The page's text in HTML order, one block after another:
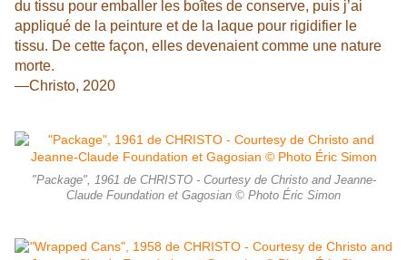
du tissu pour emballer les boîtes de conserve, puis j’ai
appliqué de la peinture et de la laque pour rigidifier le
tissu. De cette façon, elles devenaient comme une nature
morte.
—Christo, 2020
"Package", 1961 de CHRISTO - Courtesy de Christo and Jeanne-
Claude Foundation et Gagosian © Photo Éric Simon